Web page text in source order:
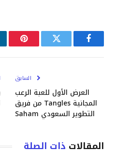
فيسبوكتويتر
السابق
العرض الأول للعبة الرعب
المجانية Tangles من فريق
التطوير السعودي Saham
المقالات ذات الصلة